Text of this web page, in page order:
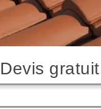
Devis gratuit